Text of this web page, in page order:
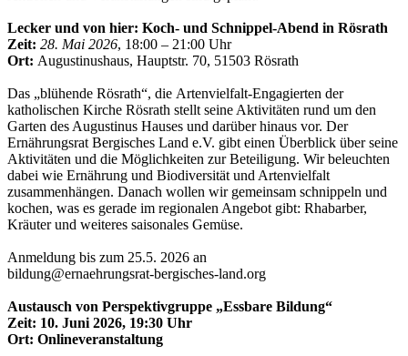
Lecker und von hier: Koch- und Schnippel-Abend in Rösrath
Zeit: 28. Mai 2026, 18:00 – 21:00 Uhr
Ort: Augustinushaus, Hauptstr. 70, 51503 Rösrath
Das „blühende Rösrath“, die Artenvielfalt-Engagierten der
katholischen Kirche Rösrath stellt seine Aktivitäten rund um den
Garten des Augustinus Hauses und darüber hinaus vor. Der
Ernährungsrat Bergisches Land e.V. gibt einen Überblick über seine
Aktivitäten und die Möglichkeiten zur Beteiligung. Wir beleuchten
dabei wie Ernährung und Biodiversität und Artenvielfalt
zusammenhängen. Danach wollen wir gemeinsam schnippeln und
kochen, was es gerade im regionalen Angebot gibt: Rhabarber,
Kräuter und weiteres saisonales Gemüse.
Anmeldung bis zum 25.5. 2026 an
bildung@ernaehrungsrat-bergisches-land.org
Austausch von Perspektivgruppe „Essbare Bildung“
Zeit: 10. Juni 2026, 19:30 Uhr
Ort: Onlineveranstaltung